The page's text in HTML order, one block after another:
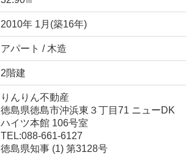
2010年 1月(築16年)
アパート / 木造
2階建
りんりん不動産
徳島県徳島市沖浜東３丁目71 ニューDK
ハイツ本館 106号室
TEL:088-661-6127
徳島県知事 (1) 第3128号